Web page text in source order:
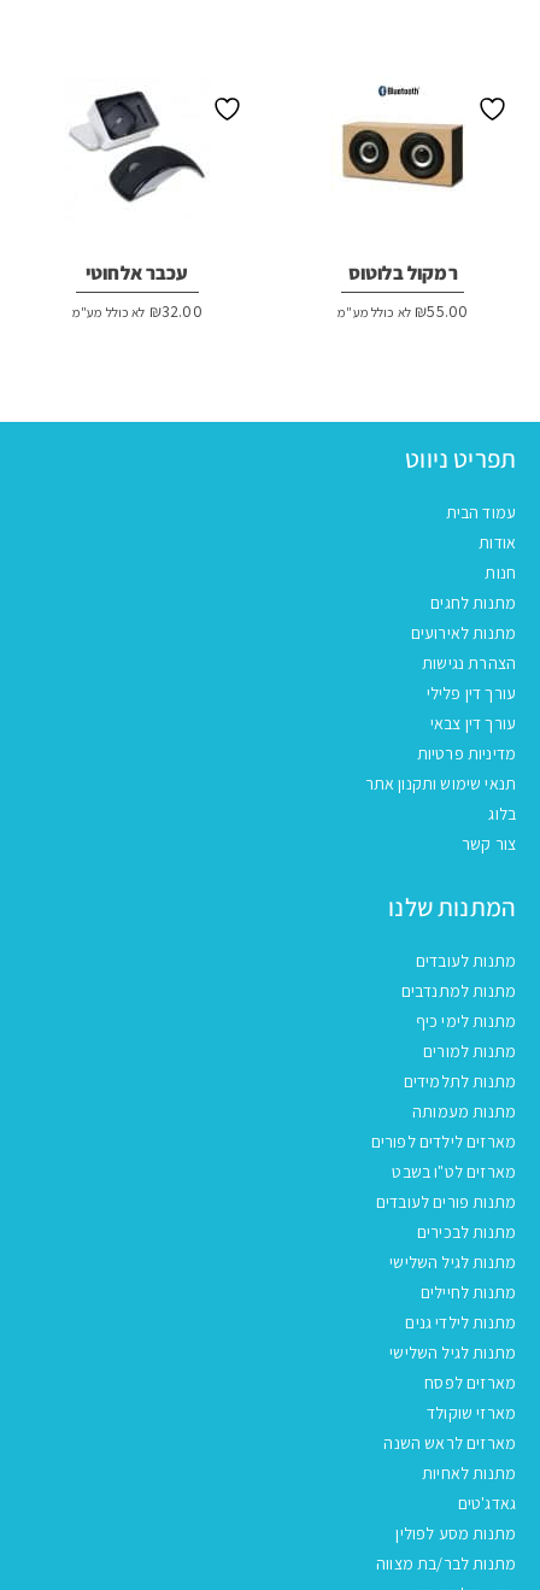
רמקול בלוטוס
₪55.00 לא כולל מע"מ
עכבר אלחוטי
₪32.00 לא כולל מע"מ
תפריט ניווט
עמוד הבית
אודות
חנות
מתנות לחגים
מתנות לאירועים
הצהרת נגישות
עורך דין פלילי
עורך דין צבאי
מדיניות פרטיות
תנאי שימוש ותקנון אתר
בלוג
צור קשר
המתנות שלנו
מתנות לעובדים
מתנות למתנדבים
מתנות לימי כיף
מתנות למורים
מתנות לתלמידים
מתנות מעמותה
מארזים לילדים לפורים
מארזים לט"ו בשבט
מתנות פורים לעובדים
מתנות לבכירים
מתנות לגיל השלישי
מתנות לחיילים
מתנות לילדי גנים
מתנות לגיל השלישי
מארזים לפסח
מארזי שוקולד
מארזים לראש השנה
מתנות לאחיות
גאדג'טים
מתנות מסע לפולין
מתנות לבר/בת מצווה